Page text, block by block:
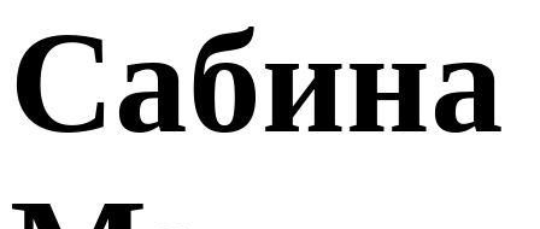
Сабина